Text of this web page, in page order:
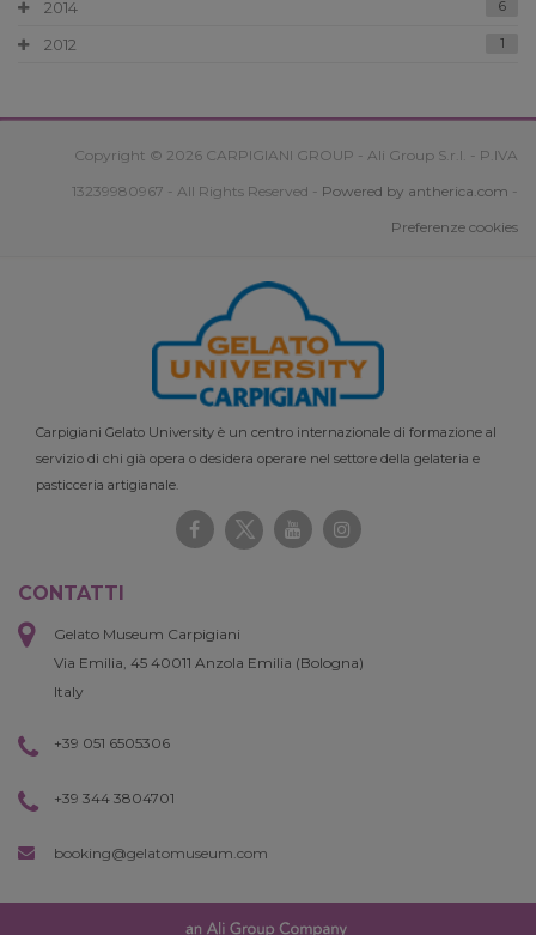
2014 6
2012 1
Copyright © 2026 CARPIGIANI GROUP - Ali Group S.r.l. - P.IVA
13239980967 - All Rights Reserved - Powered by antherica.com -
Preferenze cookies
Carpigiani Gelato University è un centro internazionale di formazione al
servizio di chi già opera o desidera operare nel settore della gelateria e
pasticceria artigianale.
CONTATTI
Gelato Museum Carpigiani
Via Emilia, 45 40011 Anzola Emilia (Bologna)
Italy
+39 051 6505306
+39 344 3804701
booking@gelatomuseum.com